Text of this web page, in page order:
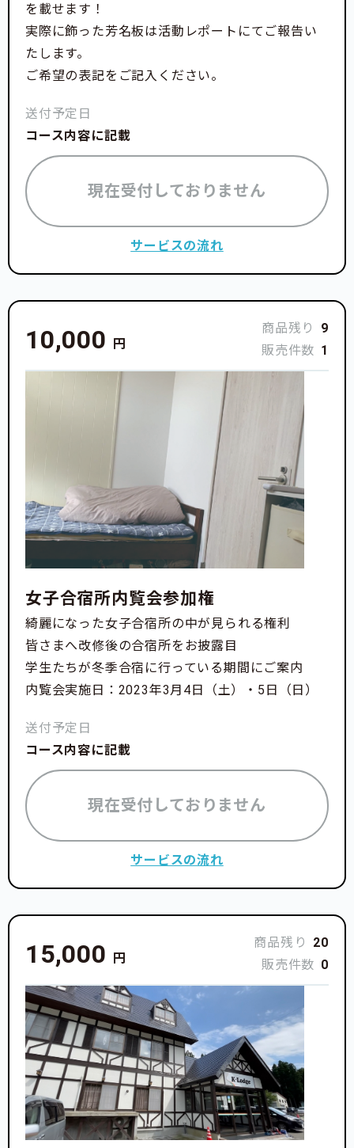
を載せます！
実際に飾った芳名板は活動レポートにてご報告い
たします。
ご希望の表記をご記入ください。
送付予定日
コース内容に記載
現在受付しておりません
サービスの流れ
10,000 円
商品残り
9
販売件数 1
女子合宿所内覧会参加権
綺麗になった女子合宿所の中が見られる権利
皆さまへ改修後の合宿所をお披露目
学生たちが冬季合宿に行っている期間にご案内
内覧会実施日：2023年3月4日（土）・5日（日）
送付予定日
コース内容に記載
現在受付しておりません
サービスの流れ
15,000 円
商品残り
20
販売件数 0